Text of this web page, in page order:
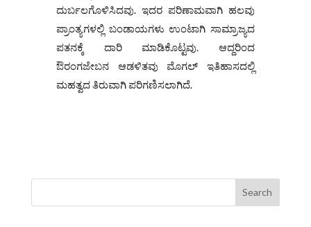
ದುರ್ಬಲಗೊಳಿಸಿದವು. ಇದರ ಪರಿಣಾಮವಾಗಿ ಹಲವು
ಪ್ರಾಂತ್ಯಗಳಲ್ಲಿ ಬಂಡಾಯಗಳು ಉಂಟಾಗಿ ಸಾಮ್ರಾಜ್ಯದ
ಪತನಕ್ಕೆ ದಾರಿ ಮಾಡಿಕೊಟ್ಟವು. ಆದ್ದರಿಂದ
ಔರಂಗಜೇಬನ ಆಡಳಿತವು ಮೊಗಲ್ ಇತಿಹಾಸದಲ್ಲಿ
ಮಹತ್ವದ ತಿರುವಾಗಿ ಪರಿಗಣಿಸಲಾಗಿದೆ.
Search